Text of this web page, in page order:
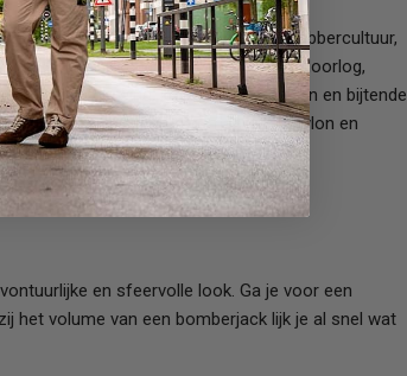
kwam je de jas vooral tegen in de gabbercultuur,
gevechtspiloten in de Tweede Wereldoorlog,
tegen de wind, koude temperaturen en bijtende
voor heren gemaakt van nylon en
man.
en sfeervolle look. Ga je voor een
het volume van een bomberjack lijk je al snel wat